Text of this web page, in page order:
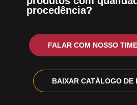
procedência?
FALAR COM NOSSO
BAIXAR CATÁLOGO DE